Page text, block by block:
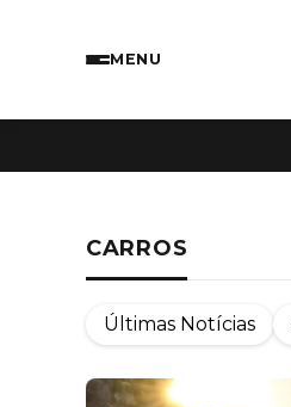
MENU
CARROS
Últimas Notícias